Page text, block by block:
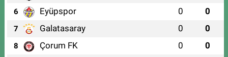
6 Eyüpspor 0 0
7 Galatasaray 0 0
8 Çorum FK 0 0